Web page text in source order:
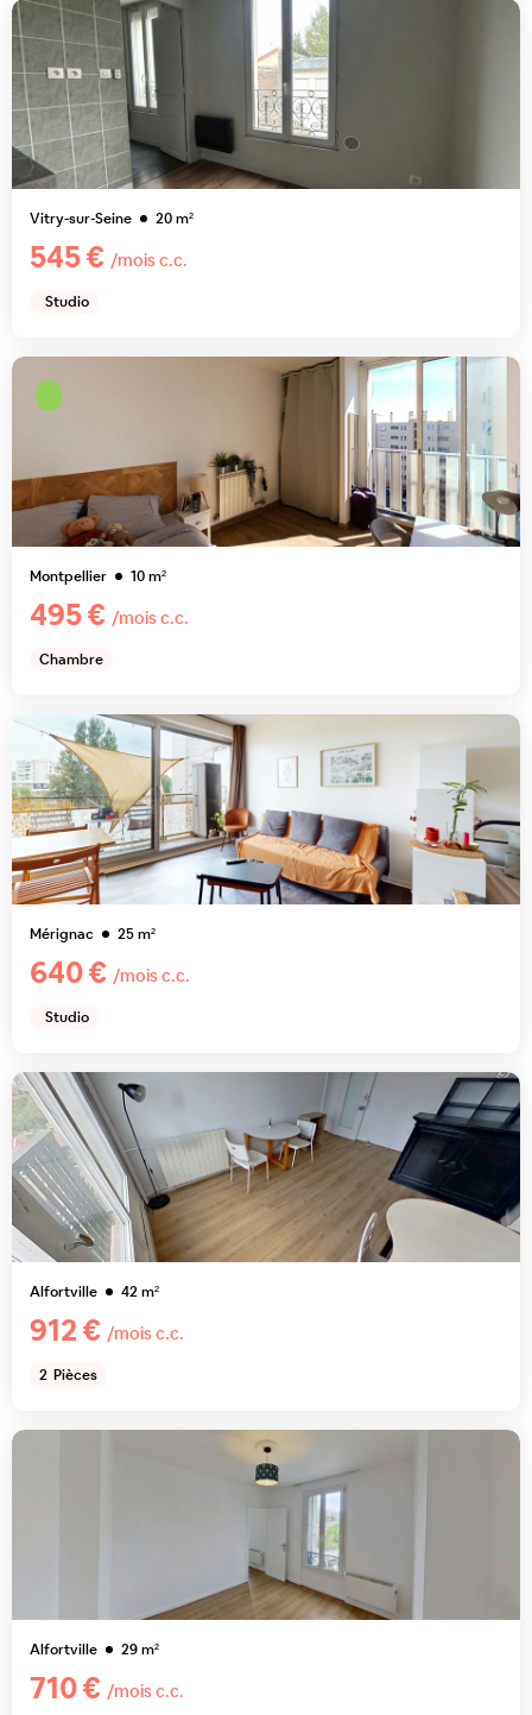
Vitry-sur-Seine 20m²
545 € /mois c.c.
Studio
Montpellier 10m²
495 € /mois c.c.
Chambre
Mérignac 25m²
640 € /mois c.c.
Studio
Alfortville 42m²
912 € /mois c.c.
2 Pièces
Alfortville 29m²
710 € /mois c.c.